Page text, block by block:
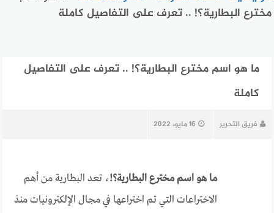
مخترع البطارية؟! .. تعرف على التفاصيل كاملة
ما هو اسم مخترع البطارية؟! .. تعرف على التفاصيل
كاملة
فريق التحرير 16 مايو، 2022
ما هو اسم مخترع البطارية؟!، تعد البطارية من أهم
الاختراعات التي تم اختراعها في مجال الإلكترونيات منذ